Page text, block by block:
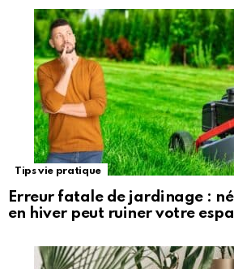
Tips vie pratique
Erreur fatale de jardinage :
en hiver peut ruiner votre